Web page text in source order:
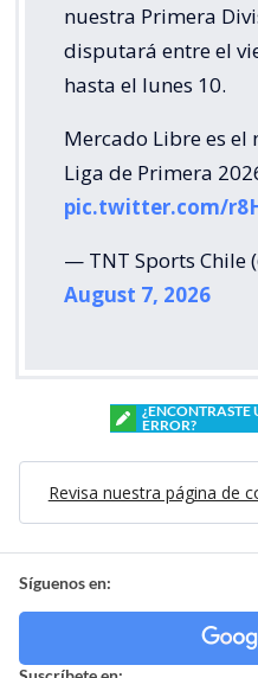
nuestra Primera
disputará entre el
hasta el lunes 10.
Mercado Libre es el
Liga de Primera
pic.twitter.com/
— TNT Sports Chile
August 7, 2026
¿ENCONTRASTE
ERROR?
Revisa nuestra página de
Síguenos en: